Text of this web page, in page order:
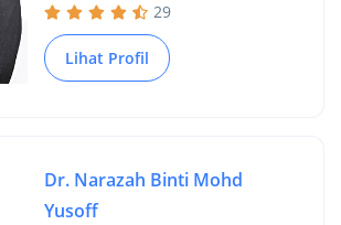
29
Lihat Profil
Dr. Narazah Binti Mohd
Yusoff